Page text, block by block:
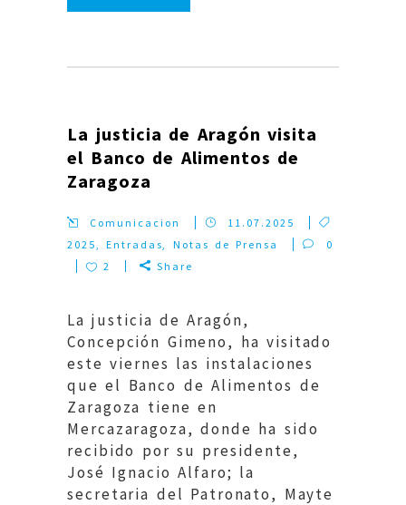
La justicia de Aragón visita
el Banco de Alimentos de
Zaragoza
Comunicacion
11.07.2025
2025,Entradas, Notas de Prensa
0
2
Share
La justicia de Aragón,
Concepción Gimeno, ha visitado
este viernes las instalaciones
que el Banco de Alimentos de
Zaragoza tiene en
Mercazaragoza, donde ha sido
recibido por su presidente,
José Ignacio Alfaro; la
secretaria del Patronato, Mayte